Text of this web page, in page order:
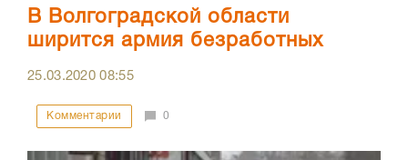
В Волгоградской области
ширится армия безработных
25.03.202008:55
Комментарии 0